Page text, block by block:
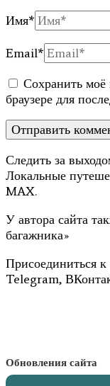
Имя*
Email*
Сохранить моё
браузере для
Следить за
Локальные
MAX.
У автора сайта
багажника»
Присоединиться
Telegram,
Обновления сайта